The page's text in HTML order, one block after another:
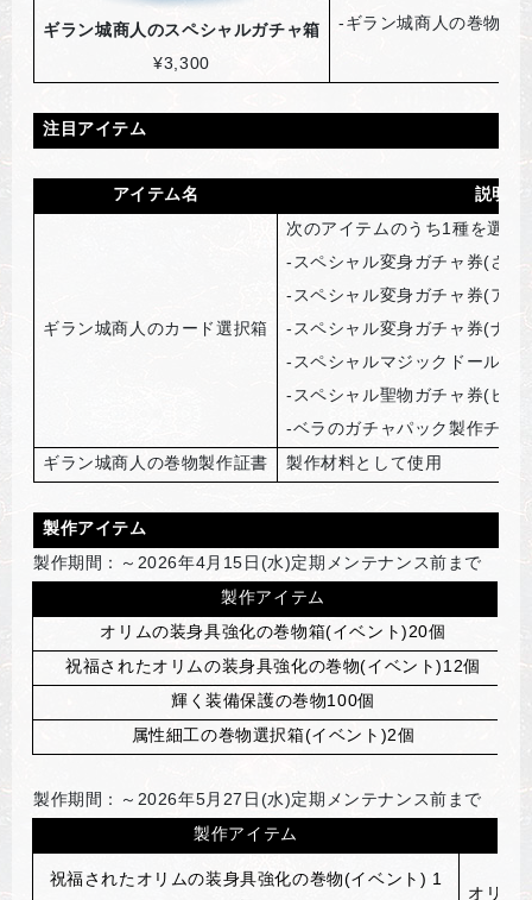
ギラン城商人のスペシャルガチャ箱
¥3,300
-ギラン城商人の巻物製
注目アイテム
アイテム名 説明
ギラン城商人のカード選択箱
次のアイテムのうち1種を選択
- スペシャル変身ガチャ券(さ
- スペシャル変身ガチャ券(アル
- スペシャル変身ガチャ券(ナ
- スペシャルマジックドールガ
- スペシャル聖物ガチャ券(ピッ
-ベラのガチャパック製作チケ
ギラン城商人の巻物製作証書
製作材料として使用
製作アイテム
製作期間：～2026年4月15日(水)定期メンテナンス前まで
製作アイテム
オリムの装身具強化の巻物箱(イベント)20個
祝福されたオリムの装身具強化の巻物(イベント)12個
輝く装備保護の巻物100個
属性細工の巻物選択箱(イベント)2個
製作期間：～2026年5月27日(水)定期メンテナンス前まで
製作アイテム
祝福されたオリムの装身具強化の巻物(イベント) 1
オリム